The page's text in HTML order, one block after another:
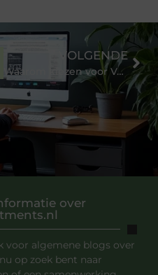
over
voor algemene blogs over
op zoek bent naar
VOLGENDE
Waarom kiezen voor Verkeersschool Michael in Tilburg?